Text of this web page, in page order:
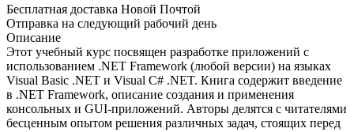
Бесплатная доставка Новой Почтой
Отправка на следующий рабочий день
Описание
Этот учебный курс посвящен разработке приложений с
использованием .NET Framework (любой версии) на языках
Visual Basic .NET и Visual C# .NET. Книга содержит введение
в .NET Framework, описание создания и применения
консольных и GUI-приложений. Авторы делятся с читателями
бесценным опытом решения различных задач, стоящих перед